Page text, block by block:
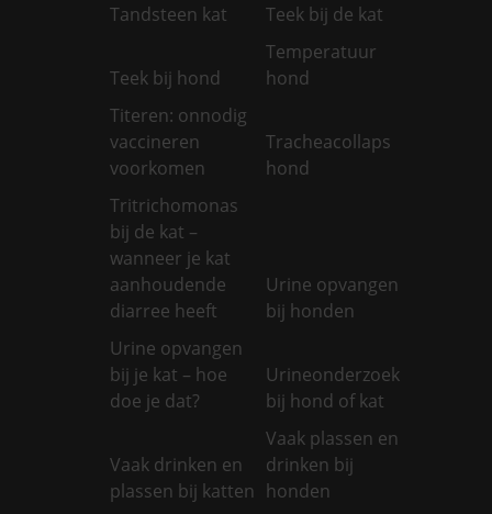
Tandsteen kat
Teek bij de kat
Teek bij hond
Temperatuur
hond
Titeren: onnodig
vaccineren
voorkomen
Tracheacollaps
hond
Tritrichomonas
bij de kat –
wanneer je kat
aanhoudende
diarree heeft
Urine opvangen
bij honden
Urine opvangen
bij je kat – hoe
doe je dat?
Urineonderzoek
bij hond of kat
Vaak drinken en
plassen bij katten
Vaak plassen en
drinken bij
honden